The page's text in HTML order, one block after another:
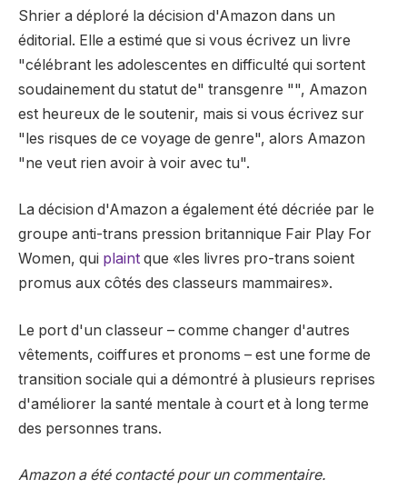
Shrier a déploré la décision d'Amazon dans un
éditorial. Elle a estimé que si vous écrivez un livre
"célébrant les adolescentes en difficulté qui sortent
soudainement du statut de" transgenre "", Amazon
est heureux de le soutenir, mais si vous écrivez sur
"les risques de ce voyage de genre", alors Amazon
"ne veut rien avoir à voir avec tu".
La décision d'Amazon a également été décriée par le
groupe anti-trans pression britannique Fair Play For
Women, qui plaint que «les livres pro-trans soient
promus aux côtés des classeurs mammaires».
Le port d'un classeur – comme changer d'autres
vêtements, coiffures et pronoms – est une forme de
transition sociale qui a démontré à plusieurs reprises
d'améliorer la santé mentale à court et à long terme
des personnes trans.
Amazon a été contacté pour un commentaire.